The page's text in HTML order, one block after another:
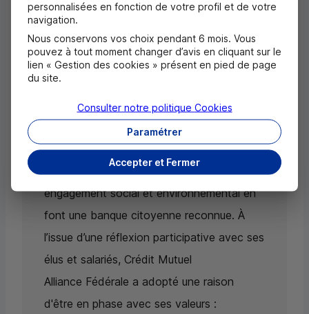
la première banque à adopter le
statut d’entreprise à mission
Depuis sa création, Crédit Mutuel
Alliance Fédérale affiche sa différence, à
travers un mutualisme moderne et
innovant, reposant aujourd’hui sur 1 300
caisses locales et 14 fédérations. Ses
valeurs de démocratie et de solidarité, son
engagement social et environnemental en
font une banque citoyenne reconnue. À
l’issue d’une réflexion participative avec ses
élus et salariés, Crédit Mutuel
Alliance Fédérale a adopté une raison
d'être en phase avec ses valeurs :
personnalisées en fonction de votre profil et de votre
navigation.
Nous conservons vos choix pendant 6 mois. Vous
pouvez à tout moment changer d’avis en cliquant sur le
lien « Gestion des cookies » présent en pied de page
du site.
Accepter et Fermer
Paramétrer
Consulter notre politique Cookies